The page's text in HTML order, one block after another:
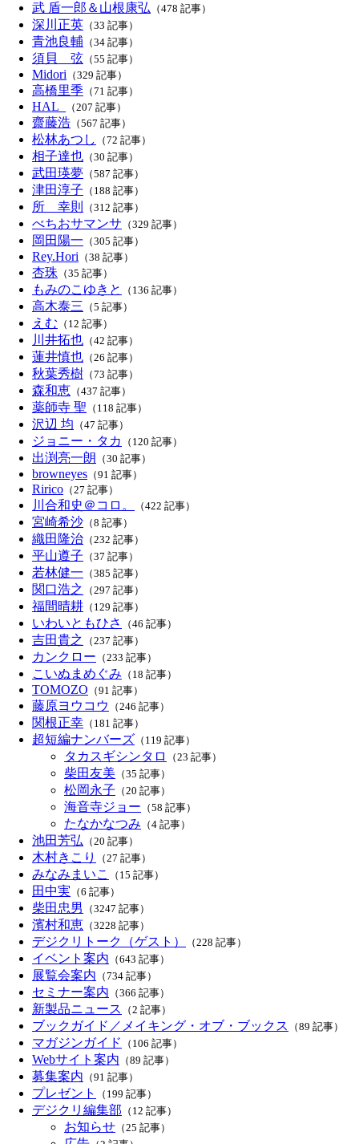
武 盾一郎＆山根康弘 （478 記事）
深川正英 （33 記事）
青池良輔 （34 記事）
須貝 弦 （55 記事）
Midori （329 記事）
高橋里季 （71 記事）
HAL_ （207 記事）
齋藤浩 （567 記事）
松林あつし （72 記事）
相子達也 （30 記事）
武田瑛夢 （587 記事）
津田淳子 （188 記事）
所 幸則 （312 記事）
べちおサマンサ （329 記事）
岡田陽一 （305 記事）
Rey.Hori （38 記事）
杏珠 （35 記事）
もみのこゆきと （136 記事）
高木泰三 （5 記事）
えむ （12 記事）
川井拓也 （42 記事）
蓮井慎也 （26 記事）
秋葉秀樹 （73 記事）
森和恵 （437 記事）
薬師寺 聖 （118 記事）
沢辺 均 （47 記事）
ジョニー・タカ （120 記事）
出渕亮一朗 （30 記事）
browneyes （91 記事）
Ririco （27 記事）
川合和史＠コロ。 （422 記事）
宮崎希沙 （8 記事）
織田隆治 （232 記事）
平山遵子 （37 記事）
若林健一 （385 記事）
関口浩之 （297 記事）
福間晴耕 （129 記事）
いわいともひさ （46 記事）
吉田貴之 （237 記事）
カンクロー （233 記事）
こいぬまめぐみ （18 記事）
TOMOZO （91 記事）
藤原ヨウコウ （246 記事）
関根正幸 （181 記事）
超短編ナンバーズ （119 記事）
タカスギシンタロ （23 記事）
柴田友美 （35 記事）
松岡永子 （20 記事）
海音寺ジョー （58 記事）
たなかなつみ （4 記事）
池田芳弘 （20 記事）
木村きこり （27 記事）
みなみまいこ （15 記事）
田中実 （6 記事）
柴田忠男 （3247 記事）
濱村和恵 （3228 記事）
デジクリトーク（ゲスト） （228 記事）
イベント案内 （643 記事）
展覧会案内 （734 記事）
セミナー案内 （366 記事）
新製品ニュース （2 記事）
ブックガイド／メイキング・オブ・ブックス （89 記事）
マガジンガイド （106 記事）
Webサイト案内 （89 記事）
募集案内 （91 記事）
プレゼント （199 記事）
デジクリ編集部 （12 記事）
お知らせ （25 記事）